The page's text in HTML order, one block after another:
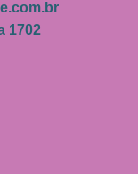
1702